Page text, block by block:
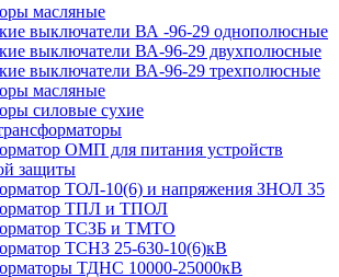
масляные
выключатели ВА -96-29 однополюсные
выключатели ВА-96-29 двухполюсные
выключатели ВА-96-29 трехполюсные
масляные
силовые сухие
ОМП для питания устройств
защиты
ТОЛ-10(6) и напряжения ЗНОЛ 35
ТПЛ и ТПОЛ
ТСЗБ и ТМТО
ТСНЗ 25-630-10(6)кВ
ТДНС 10000-25000кВ